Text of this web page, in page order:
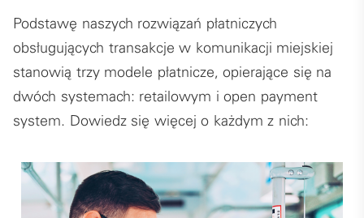
Podstawę naszych rozwiązań płatniczych
obsługujących transakcje w komunikacji miejskiej
stanowią trzy modele płatnicze, opierające się na
dwóch systemach: retailowym i open payment
system. Dowiedz się więcej o każdym z nich: